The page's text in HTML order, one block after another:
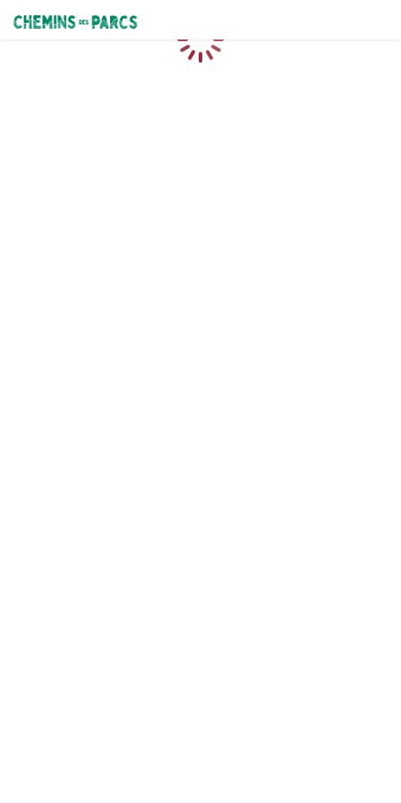
Chemins des Parcs
Loading